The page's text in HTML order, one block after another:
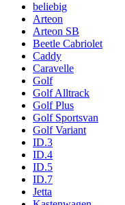
beliebig
Arteon
Arteon SB
Beetle Cabriolet
Caddy
Caravelle
Golf
Golf Alltrack
Golf Plus
Golf Sportsvan
Golf Variant
ID.3
ID.4
ID.5
ID.7
Jetta